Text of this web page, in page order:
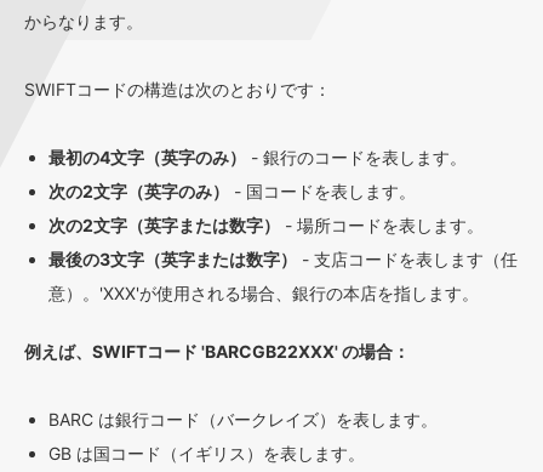
からなります。
SWIFTコードの構造は次のとおりです：
最初の4文字（英字のみ）
- 銀行のコードを表します。
次の2文字（英字のみ）
- 国コードを表します。
次の2文字（英字または数字）
- 場所コードを表します。
最後の3文字（英字または数字）
- 支店コードを表します（任
意）。'XXX'が使用される場合、銀行の本店を指します。
例えば、SWIFTコード 'BARCGB22XXX' の場合：
BARC は銀行コード（バークレイズ）を表します。
GB は国コード（イギリス）を表します。